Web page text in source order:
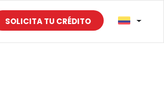
SOLICITA TU CRÉDITO